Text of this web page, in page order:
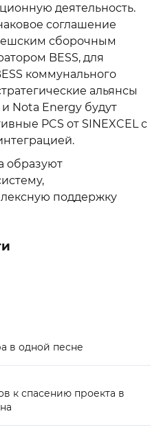
деятельность.
соглашение
сборочным
BESS, для
коммунального
альянсы
Nota Energy будут
PCS от SINEXCEL с
образуют
поддержку
в одной песне
к спасению проекта в